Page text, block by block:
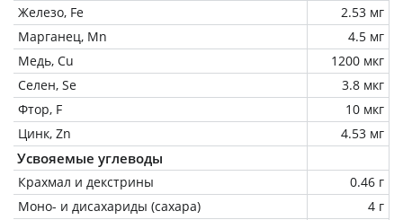
Железо, Fe
2.53 мг
Марганец, Mn
4.5 мг
Медь, Cu
1200 мкг
Селен, Se
3.8 мкг
Фтор, F
10 мкг
Цинк, Zn
4.53 мг
Усвояемые углеводы
Крахмал и декстрины
0.46 г
Моно- и дисахариды (сахара)
4 г